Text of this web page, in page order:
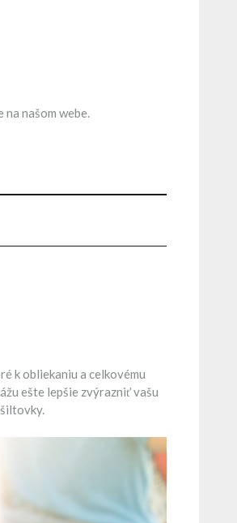
našom webe.
k obliekaniu a celkovému
ešte lepšie zvýrazniť vašu